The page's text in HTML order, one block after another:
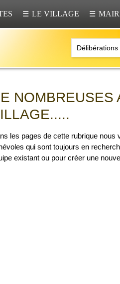
☰ LE VILLAGE ☰
Délibérations
NOMBREUSES
les pages de cette rubrique
qui sont toujours en
existant ou pour créer une